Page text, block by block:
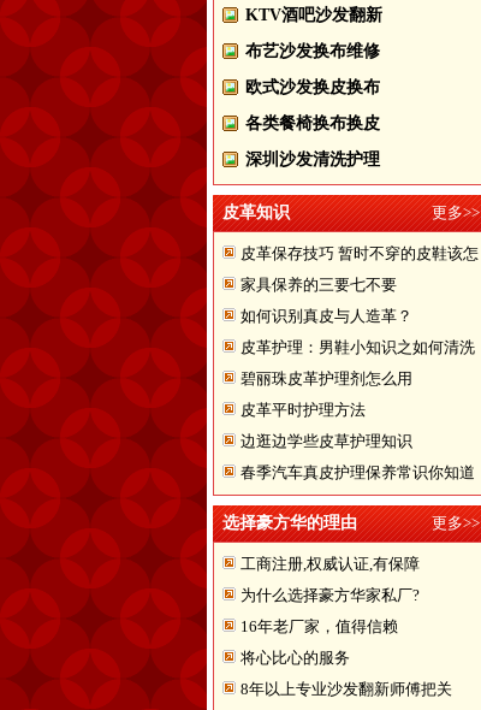
KTV酒吧沙发翻新
布艺沙发换布维修
欧式沙发换皮换布
各类餐椅换布换皮
深圳沙发清洗护理
皮革知识 更多>>
皮革保存技巧 暂时不穿的皮鞋该怎
样储存
家具保养的三要七不要
如何识别真皮与人造革？
皮革护理：男鞋小知识之如何清洗
翻皮皮鞋
碧丽珠皮革护理剂怎么用
皮革平时护理方法
边逛边学些皮草护理知识
春季汽车真皮护理保养常识你知道
多少
选择豪方华的理由 更多>>
工商注册,权威认证,有保障
为什么选择豪方华家私厂?
16年老厂家，值得信赖
将心比心的服务
8年以上专业沙发翻新师傅把关